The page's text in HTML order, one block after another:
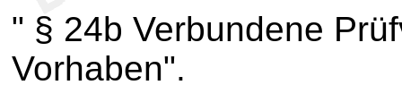
" § 24b Verbundene
Vorhaben".